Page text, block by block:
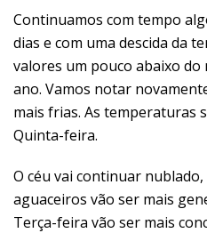
Continuamos com tempo
dias e com uma descida da
valores um pouco abaixo do
ano. Vamos notar
mais frias. As temperaturas
Quinta-feira.
O céu vai continuar
aguaceiros vão ser mais
Terça-feira vão ser mais